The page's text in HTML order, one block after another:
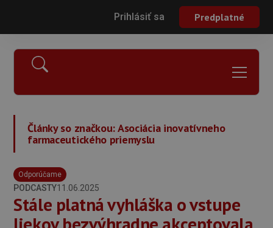
Prihlásiť sa Predplatné
Články so značkou:Asociácia inovatívneho
farmaceutického priemyslu
Odporúčame
PODCASTY11.06.2025
Stále platná vyhláška o vstupe